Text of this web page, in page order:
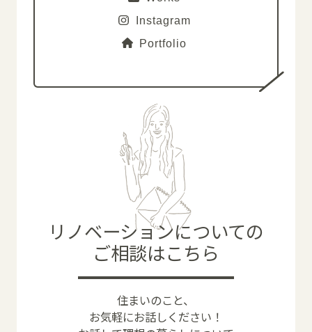
Instagram
Portfolio
リノベーションについての
ご相談はこちら
住まいのこと、
お気軽にお話しください！